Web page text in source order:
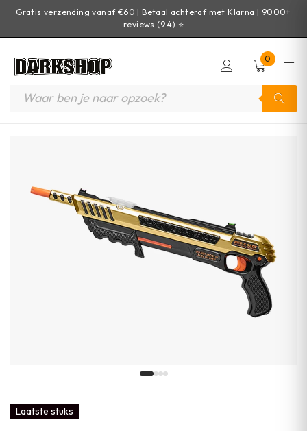
Gratis verzending vanaf €60 | Betaal achteraf met Klarna | 9000+
reviews (9.4) ⭐
0
Laatste stuks